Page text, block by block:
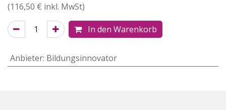
(116,50 € inkl. MwSt)
In den Warenkorb
Anbieter: Bildungsinnovator